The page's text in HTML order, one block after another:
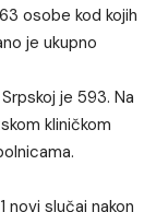
osobe kod kojih
je ukupno
je 593. Na
kliničkom
novi slučaj nakon